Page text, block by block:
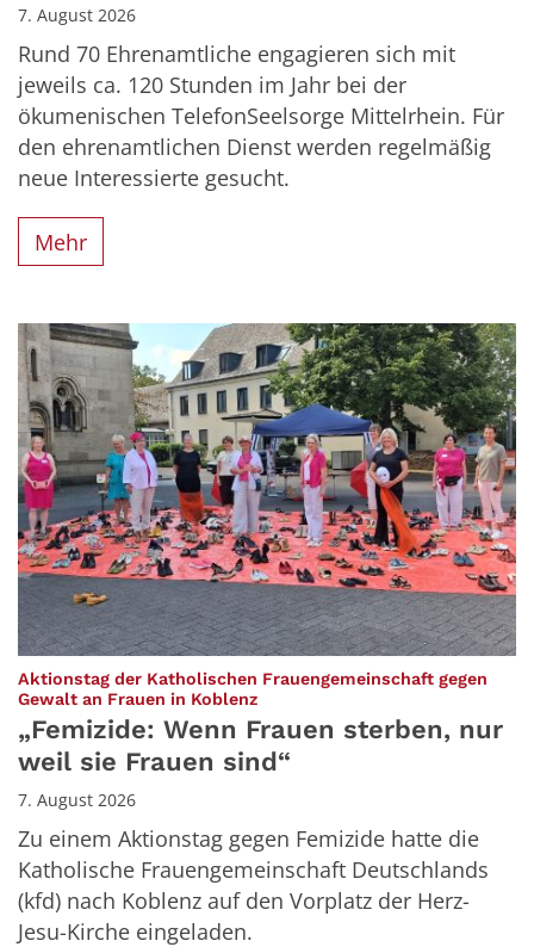
7. August 2026
Rund 70 Ehrenamtliche engagieren sich mit
jeweils ca. 120 Stunden im Jahr bei der
ökumenischen TelefonSeelsorge Mittelrhein. Für
den ehrenamtlichen Dienst werden regelmäßig
neue Interessierte gesucht.
Mehr
Aktionstag der Katholischen Frauengemeinschaft gegen
Gewalt an Frauen in Koblenz
„Femizide: Wenn Frauen sterben, nur
weil sie Frauen sind“
7. August 2026
Zu einem Aktionstag gegen Femizide hatte die
Katholische Frauengemeinschaft Deutschlands
(kfd) nach Koblenz auf den Vorplatz der Herz-
Jesu-Kirche eingeladen.